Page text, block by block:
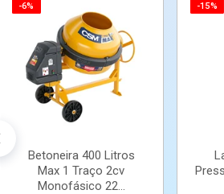
-6%
Betoneira 400 Litros
Max 1 Traço 2cv
Monofásico 22...
-15%